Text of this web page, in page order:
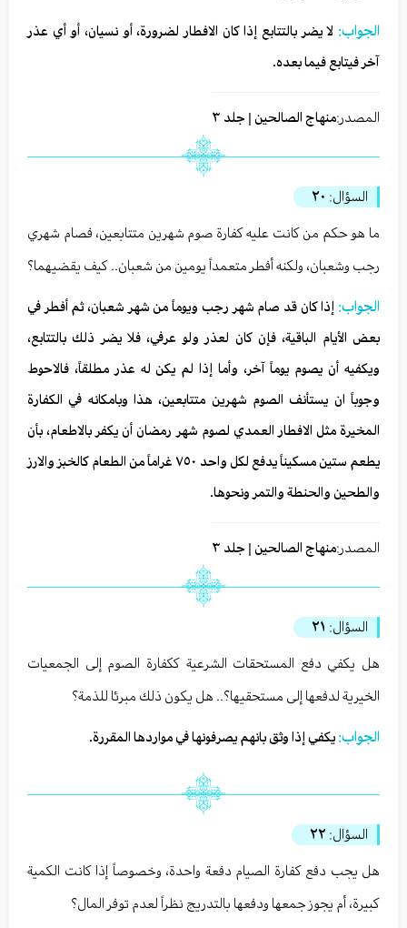
الجواب: لا يضر بالتتابع إذا كان الافطار لضرورة، أو نسيان، أو أي عذر
آخر فيتابع فيما بعده.
المصدر:منهاج الصالحين | جلد ٣
السؤال: ٢٠
ما هو حكم من كانت عليه كفارة صوم شهرين متتابعين، فصام شهري
رجب وشعبان، ولكنه أفطر متعمداً يومين من شعبان.. كيف يقضيهما؟
الجواب: إذا كان قد صام شهر رجب ويوماً من شهر شعبان، ثم أفطر في
بعض الأيام الباقية، فإن كان لعذر ولو عرفي، فلا يضر ذلك بالتتابع،
ويكفيه أن يصوم يوماً آخر، وأما إذا لم يكن له عذر مطلقاً، فالاحوط
وجوباً ان يستأنف الصوم شهرين متتابعين، هذا وبامكانه في الكفارة
المخيرة مثل الافطار العمدي لصوم شهر رمضان أن يكفر بالاطعام، بأن
يطعم ستين مسكيناً يدفع لكل واحد ٧٥٠ غراماً من الطعام كالخبز والارز
والطحين والحنطة والتمر ونحوها.
المصدر:منهاج الصالحين | جلد ٣
السؤال: ٢١
هل يكفي دفع المستحقات الشرعية ككفارة الصوم إلى الجمعيات
الخيرية لدفعها إلى مستحقيها؟.. هل يكون ذلك مبرئا للذمة؟
الجواب: يكفي إذا وثق بانهم يصرفونها في مواردها المقررة.
السؤال: ٢٢
هل يجب دفع كفارة الصيام دفعة واحدة، وخصوصاً إذا كانت الكمية
كبيرة، أم يجوز جمعها ودفعها بالتدريج نظراً لعدم توفر المال؟